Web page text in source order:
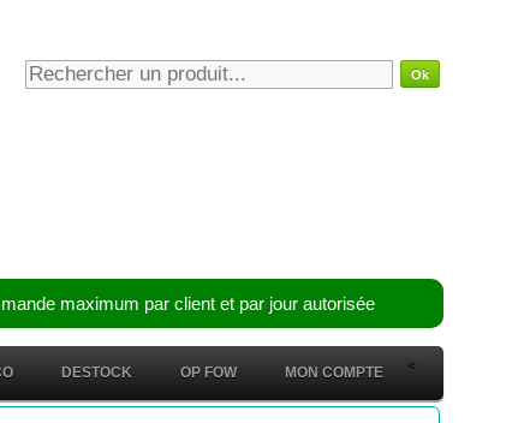
maximum par client et par jour autorisée
<
DESTOCK OP FOW MON COMPTE